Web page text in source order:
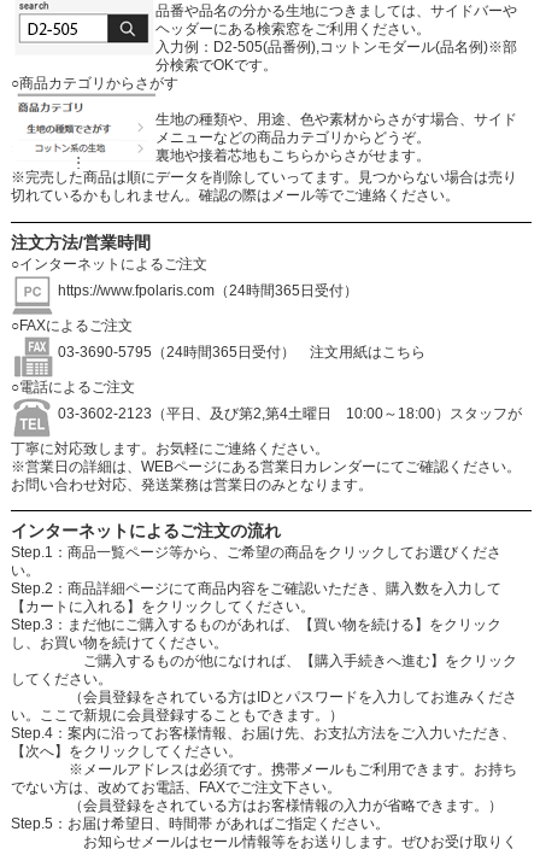
品番や品名の分かる生地につきましては、サイドバーや
ヘッダーにある検索窓をご利用ください。
入力例：D2-505(品番例),コットンモダール(品名例)※部
分検索でOKです。
○商品カテゴリからさがす
生地の種類や、用途、色や素材からさがす場合、サイド
メニューなどの商品カテゴリからどうぞ。
裏地や接着芯地もこちらからさがせます。
※完売した商品は順にデータを削除していってます。見つからない場合は売り
切れているかもしれません。確認の際はメール等でご連絡ください。
注文方法/営業時間
○インターネットによるご注文
https://www.fpolaris.com（24時間365日受付）
○FAXによるご注文
03-3690-5795（24時間365日受付）
注文用紙はこちら
○電話によるご注文
03-3602-2123（平日、及び第2,第4土曜日 10:00～18:00）スタッフが
丁寧に対応致します。お気軽にご連絡ください。
※営業日の詳細は、WEBページにある営業日カレンダーにてご確認ください。
お問い合わせ対応、発送業務は営業日のみとなります。
インターネットによるご注文の流れ
Step.1：商品一覧ページ等から、ご希望の商品をクリックしてお選びくださ
い。
Step.2：商品詳細ページにて商品内容をご確認いただき、購入数を入力して
【カートに入れる】をクリックしてください。
Step.3：まだ他にご購入するものがあれば、【買い物を続ける】をクリック
し、お買い物を続けてください。
ご購入するものが他になければ、【購入手続きへ進む】をクリック
してください。
（会員登録をされている方はIDとパスワードを入力してお進みくださ
い。ここで新規に会員登録することもできます。）
Step.4：案内に沿ってお客様情報、お届け先、お支払方法をご入力いただき、
【次へ】をクリックしてください。
※メールアドレスは必須です。携帯メールもご利用できます。お持ち
でない方は、改めてお電話、FAXでご注文下さい。
（会員登録をされている方はお客様情報の入力が省略できます。）
Step.5：お届け希望日、時間帯 があればご指定ください。
お知らせメールはセール情報等をお送りします。ぜひお受け取りく